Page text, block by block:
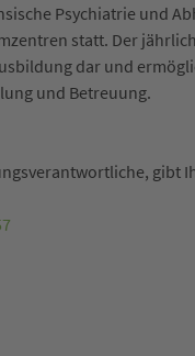
Psychiatrie und
statt. Der
dar und
und Betreuung.
gibt